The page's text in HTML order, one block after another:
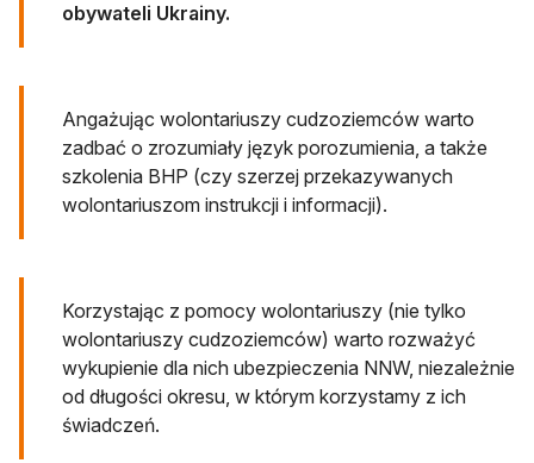
obywateli Ukrainy.
Angażując wolontariuszy cudzoziemców warto
zadbać o zrozumiały język porozumienia, a także
szkolenia BHP (czy szerzej przekazywanych
wolontariuszom instrukcji i informacji).
Korzystając z pomocy wolontariuszy (nie tylko
wolontariuszy cudzoziemców) warto rozważyć
wykupienie dla nich ubezpieczenia NNW, niezależnie
od długości okresu, w którym korzystamy z ich
świadczeń.